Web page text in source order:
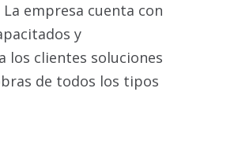
La empresa cuenta con
y
los clientes soluciones
de todos los tipos